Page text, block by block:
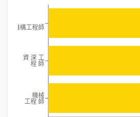
機構工程師
資 深 工
程 師
機械
工程 師